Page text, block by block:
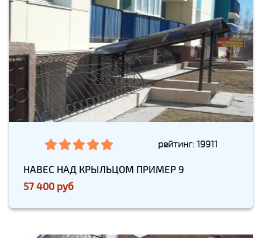
рейтинг: 19911
НАВЕС НАД КРЫЛЬЦОМ ПРИМЕР 9
57 400 руб